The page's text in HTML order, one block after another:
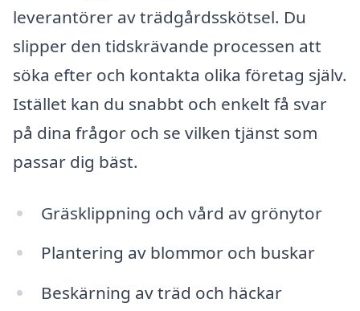
leverantörer av trädgårdsskötsel. Du
slipper den tidskrävande processen att
söka efter och kontakta olika företag själv.
Istället kan du snabbt och enkelt få svar
på dina frågor och se vilken tjänst som
passar dig bäst.
Gräsklippning och vård av grönytor
Plantering av blommor och buskar
Beskärning av träd och häckar